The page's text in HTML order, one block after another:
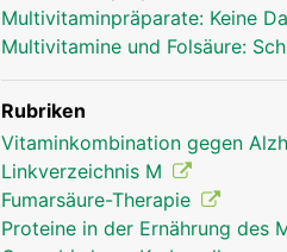
Multivitaminpräparate: Keine
Multivitamine und Folsäure:
Rubriken
Vitaminkombination gegen
Linkverzeichnis M
Fumarsäure-Therapie
Proteine in der Ernährung des